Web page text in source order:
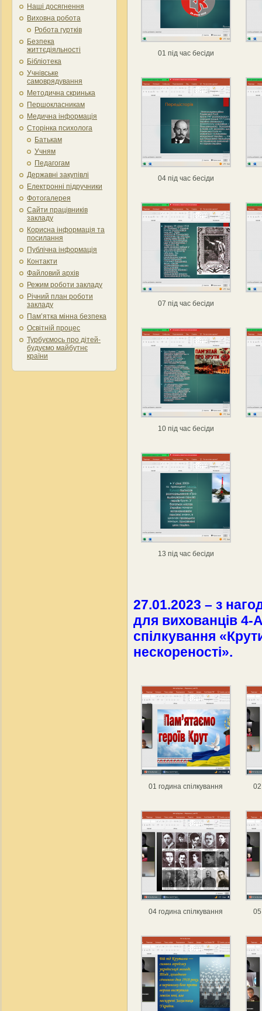
Наші досягнення
Виховна робота
Робота гуртків
Безпека
життєдіяльності
Бібліотека
Учнівське
самоврядування
Методична скринька
Першокласникам
Медична інформація
Сторінка психолога
Батькам
Учням
Педагогам
Державні закупівлі
Електронні підручники
Фотогалерея
Сайти працівників
закладу
Корисна інформація та
посилання
Публічна інформація
Контакти
Файловий архів
Режим роботи закладу
Річний план роботи
закладу
Пам’ятка мінна безпека
Освітній процес
Турбуємось про дітей-
будуємо майбутнє
країни
01 під час бесіди
04 під час бесіди
07 під час бесіди
10 під час бесіди
13 під час бесіди
27.01.2023 – з
для вихованців 4-
спілкування
нескореності».
01 година спілкування
04 година спілкування